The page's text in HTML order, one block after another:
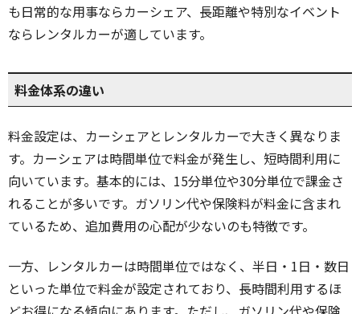
も日常的な用事ならカーシェア、長距離や特別なイベント
ならレンタルカーが適しています。
料金体系の違い
料金設定は、カーシェアとレンタルカーで大きく異なりま
す。カーシェアは時間単位で料金が発生し、短時間利用に
向いています。基本的には、15分単位や30分単位で課金さ
れることが多いです。ガソリン代や保険料が料金に含まれ
ているため、追加費用の心配が少ないのも特徴です。
一方、レンタルカーは時間単位ではなく、半日・1日・数日
といった単位で料金が設定されており、長時間利用するほ